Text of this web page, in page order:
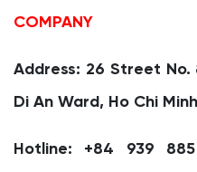
COMPANY
Address: 26 Street
Di An Ward, Ho Chi
Hotline: +84 939